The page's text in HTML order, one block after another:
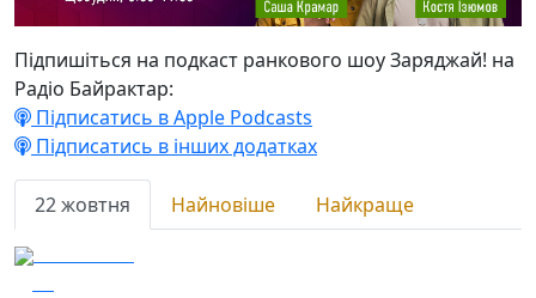
Підпишіться на подкаст ранкового шоу Заряджай! на
Радіо Байрактар:
Підписатись в Apple Podcasts
Підписатись в інших додатках
22 жовтня Найновіше
Найкраще